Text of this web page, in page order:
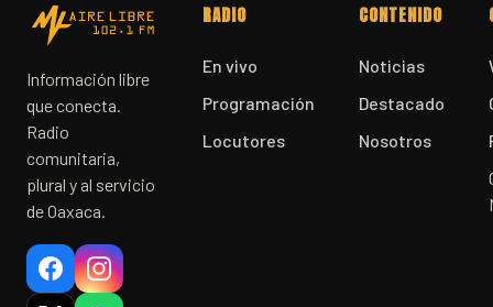
Información libre
que conecta.
Radio
comunitaria,
plural y al servicio
de Oaxaca.
RADIO
En vivo
Programación
Locutores
CONTENIDO
Noticias
Destacado
Nosotros